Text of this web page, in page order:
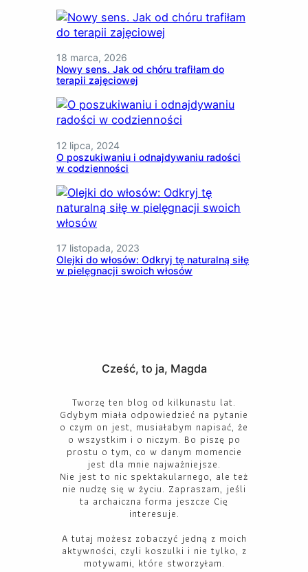
18 marca, 2026
Nowy sens. Jak od chóru trafiłam do
terapii zajęciowej
12 lipca, 2024
O poszukiwaniu i odnajdywaniu radości
w codzienności
17 listopada, 2023
Olejki do włosów: Odkryj tę naturalną siłę
w pielęgnacji swoich włosów
Cześć, to ja, Magda
Tworzę ten blog od kilkunastu lat.
Gdybym miała odpowiedzieć na pytanie
o czym on jest, musiałabym napisać, że
o wszystkim i o niczym. Bo piszę po
prostu o tym, co w danym momencie
jest dla mnie najważniejsze.
Nie jest to nic spektakularnego, ale też
nie nudzę się w życiu. Zapraszam, jeśli
ta archaiczna forma jeszcze Cię
interesuje.
A tutaj możesz zobaczyć jedną z moich
aktywności, czyli koszulki i nie tylko, z
motywami, które stworzyłam.